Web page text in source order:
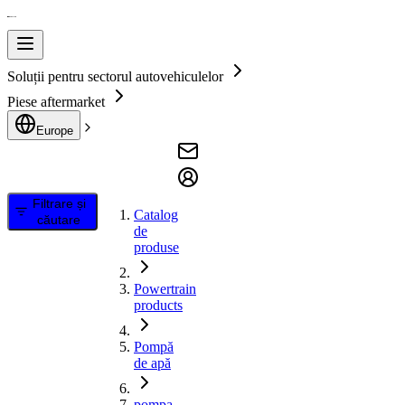
Soluții pentru sectorul autovehiculelor
Piese aftermarket
Europe
Filtrare și
căutare
Catalog
de
produse
Powertrain
products
Pompă
de apă